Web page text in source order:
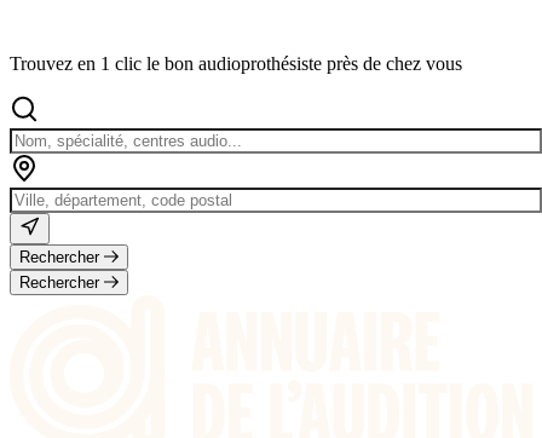
Trouvez en 1 clic le bon audioprothésiste près de chez vous
Rechercher
Rechercher